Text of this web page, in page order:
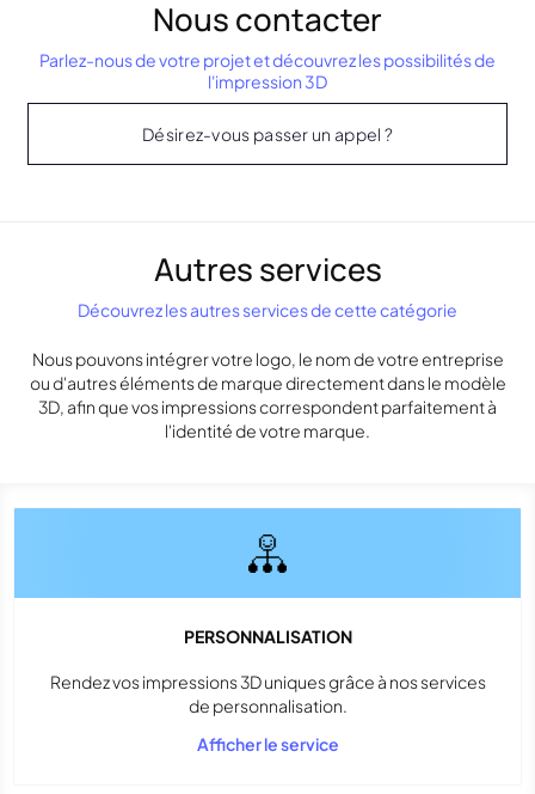
Nous contacter
Parlez-nous de votre projet et découvrez les possibilités de
l'impression 3D
Désirez-vous passer un appel ?
Autres services
Découvrez les autres services de cette catégorie
Nous pouvons intégrer votre logo, le nom de votre entreprise
ou d'autres éléments de marque directement dans le modèle
3D, afin que vos impressions correspondent parfaitement à
l'identité de votre marque.
PERSONNALISATION
Rendez vos impressions 3D uniques grâce à nos services
de personnalisation.
Afficher le service